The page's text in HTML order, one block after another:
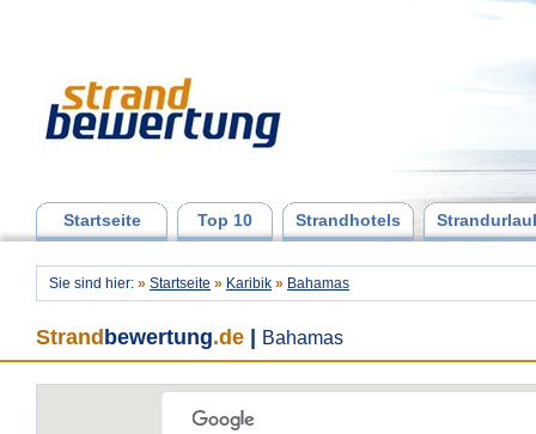
Startseite Top 10 Strandhotels
Sie sind hier: » Startseite » Karibik » Bahamas
Strand bewertung.de Bahamas